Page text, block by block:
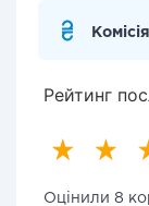
Рейтинг
Оцінили 8